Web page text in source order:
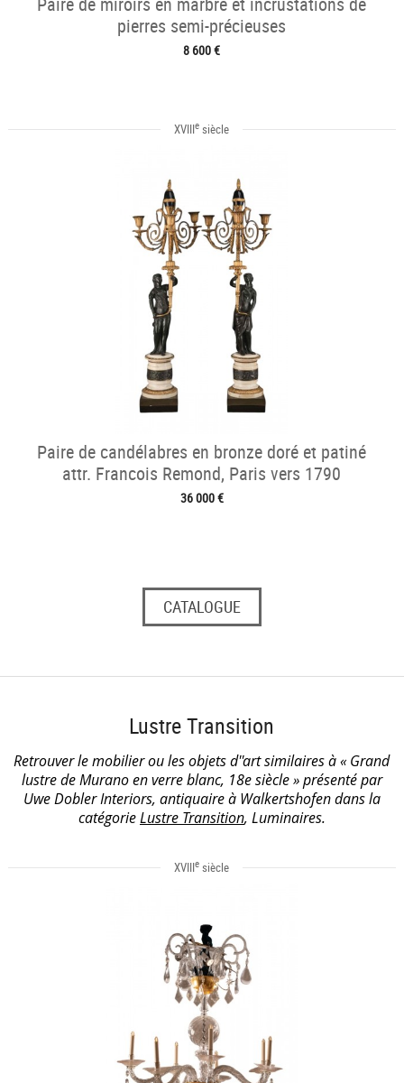
pierres semi-précieuses
8 600 €
XVIIIe siècle
Paire de candélabres en bronze doré et patiné
attr. Francois Remond, Paris vers 1790
36 000 €
CATALOGUE
Lustre Transition
Retrouver le mobilier ou les objets d''art similaires à « Grand
lustre de Murano en verre blanc, 18e siècle » présenté par
Uwe Dobler Interiors, antiquaire à Walkertshofen dans la
catégorieLustre Transition, Luminaires.
XVIIIe siècle